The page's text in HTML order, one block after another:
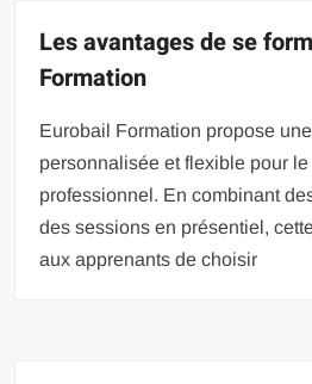
Les avantages de se
Formation
Eurobail Formation propose
personnalisée et flexible pour
professionnel. En combinant
des sessions en présentiel,
aux apprenants de choisir